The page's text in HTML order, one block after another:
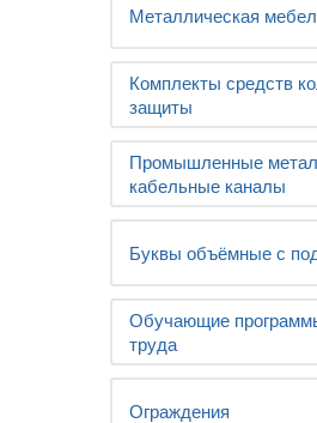
Металлическая
Комплекты средств
защиты
Промышленные
кабельные каналы
Буквы объёмные с
Обучающие
труда
Ограждения